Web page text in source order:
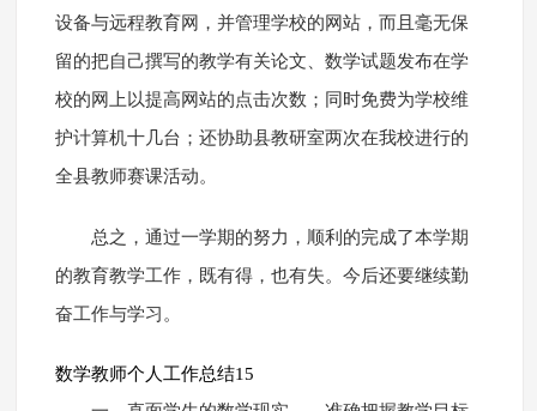
设备与远程教育网，并管理学校的网站，而且毫无保
留的把自己撰写的教学有关论文、数学试题发布在学
校的网上以提高网站的点击次数；同时免费为学校维
护计算机十几台；还协助县教研室两次在我校进行的
全县教师赛课活动。
总之，通过一学期的努力，顺利的完成了本学期
的教育教学工作，既有得，也有失。今后还要继续勤
奋工作与学习。
数学教师个人工作总结15